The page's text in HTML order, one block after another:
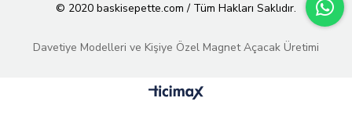
© 2020 baskisepette.com / Tüm Hakları Saklıdır.
Davetiye Modelleri ve Kişiye Özel Magnet Açacak Üretimi